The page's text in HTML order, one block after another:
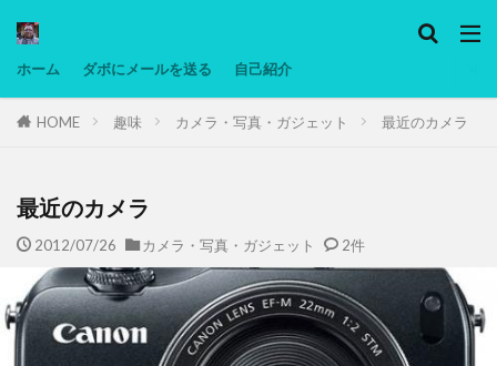
ホーム ダボにメールを送る 自己紹介
HOME 趣味 カメラ・写真・ガジェット 最近のカメラ
最近のカメラ
2012/07/26 カメラ・写真・ガジェット 2件
タグ
ヨーグルト
検索